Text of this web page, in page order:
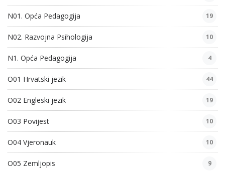
N01. Opća Pedagogija 19
N02. Razvojna Psihologija 10
N1. Opća Pedagogija 4
O01 Hrvatski jezik 44
O02 Engleski jezik 19
O03 Povijest 10
O04 Vjeronauk 10
O05 Zemljopis 9